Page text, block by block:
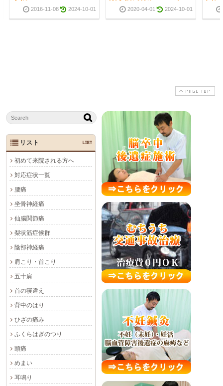
2016-11-08 2024-10-01 2020-04-01 2024-10-01
PAGE TOP
リスト LIST
初めて来院される方へ
対応症状一覧
腰痛
坐骨神経痛
仙腸関節痛
梨状筋症候群
陰部神経痛
肩こり・首こり
五十肩
首の寝違え
背中のはり
ひざの痛み
ふくらはぎのつり
頭痛
めまい
耳鳴り